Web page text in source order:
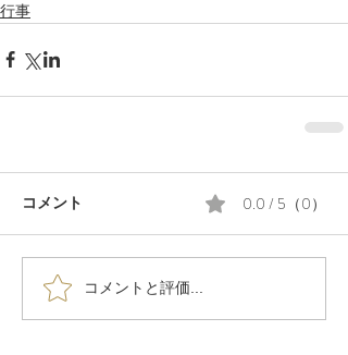
行事
コメント 0.0 / 5（0）
コメントと評価...